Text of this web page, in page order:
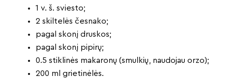
1 v. š. sviesto;
2 skiltelės česnako;
pagal skonį druskos;
pagal skonį pipirų;
0.5 stiklinės makaronų (smulkių, naudojau orzo);
200 ml grietinėlės.